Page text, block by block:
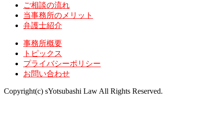
ご相談の流れ
当事務所のメリット
弁護士紹介
事務所概要
トピックス
プライバシーポリシー
お問い合わせ
Copyright(c) sYotsubashi Law All Rights Reserved.